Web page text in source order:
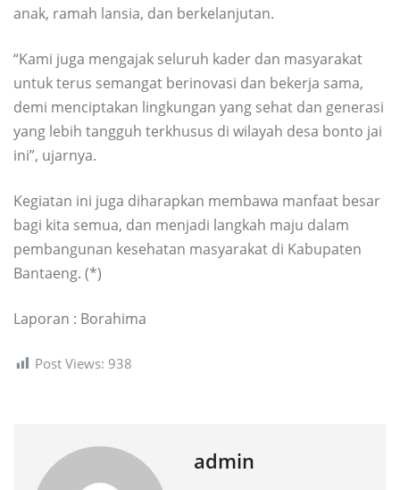
anak, ramah lansia, dan berkelanjutan.
“Kami juga mengajak seluruh kader dan masyarakat
untuk terus semangat berinovasi dan bekerja sama,
demi menciptakan lingkungan yang sehat dan generasi
yang lebih tangguh terkhusus di wilayah desa bonto jai
ini”, ujarnya.
Kegiatan ini juga diharapkan membawa manfaat besar
bagi kita semua, dan menjadi langkah maju dalam
pembangunan kesehatan masyarakat di Kabupaten
Bantaeng. (*)
Laporan : Borahima
Post Views: 938
admin